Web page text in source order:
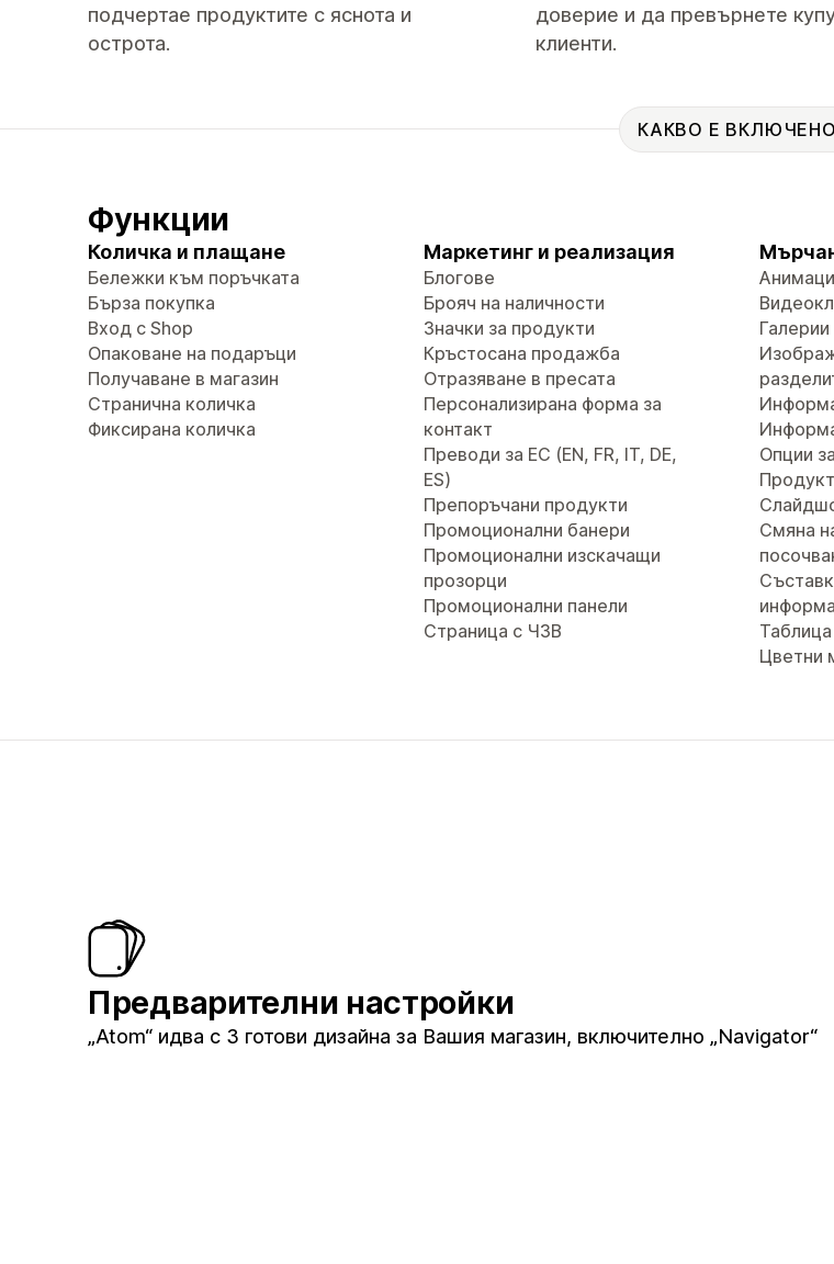
подчертае продуктите с яснота и
острота.
доверие и да превърнете
клиенти.
КАКВО Е ВКЛЮЧЕНО
Функции
Количка и плащане
Бележки към поръчката
Бърза покупка
Вход с Shop
Опаковане на подаръци
Получаване в магазин
Странична количка
Фиксирана количка
Маркетинг и реализация
Блогове
Брояч на наличности
Значки за продукти
Кръстосана продажба
Отразяване в пресата
Персонализирана форма за
контакт
Преводи за ЕС (EN, FR, IT, DE,
ES)
Препоръчани продукти
Промоционални банери
Промоционални изскачащи
прозорци
Промоционални панели
Страница с ЧЗВ
Опции
Смяна
Цветни
Предварителни настройки
„Atom“ идва с 3 готови дизайна за Вашия магазин, включително „Navigator“